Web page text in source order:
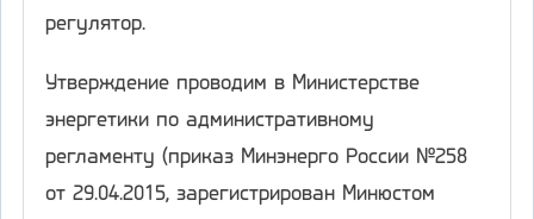
регулятор.
Утверждение проводим в Министерстве
энергетики по административному
регламенту (приказ Минэнерго России №258
от 29.04.2015, зарегистрирован Минюстом